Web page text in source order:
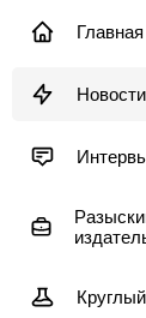
Главная
Новости